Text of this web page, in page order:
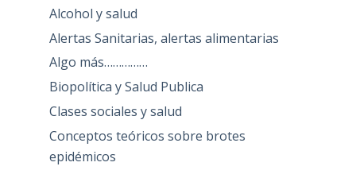
Alcohol y salud
Alertas Sanitarias, alertas alimentarias
Algo más……………
Biopolítica y Salud Publica
Clases sociales y salud
Conceptos teóricos sobre brotes
epidémicos